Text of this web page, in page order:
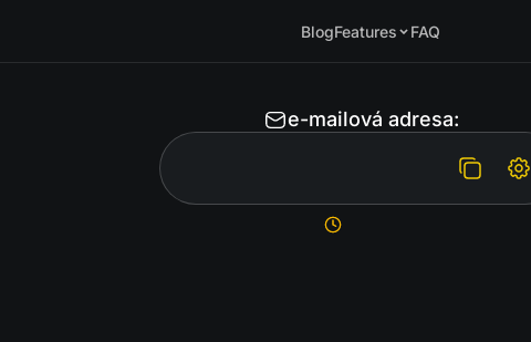
BlogFeatures FAQ
e-mailová adresa: